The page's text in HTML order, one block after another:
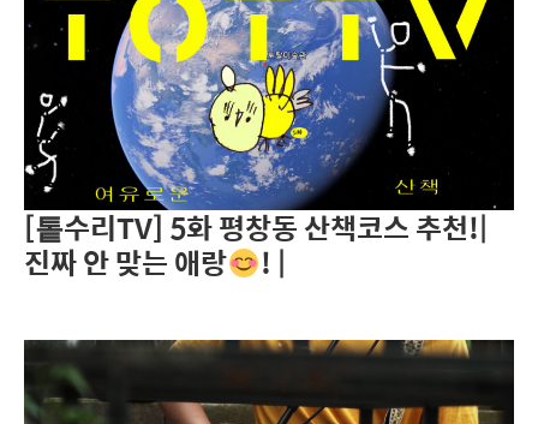
[톹수리TV] 5화 평창동 산책코스 추천!|
진짜 안 맞는 애랑
! |